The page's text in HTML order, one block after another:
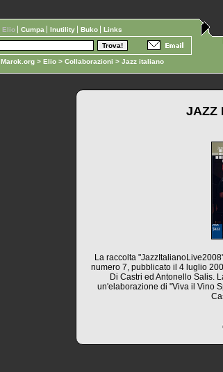
Marok.org > Elio > Collaborazioni > Jazz italiano
Elio Cumpa Inutility Buko Links
JAZZ
La raccolta
numero 7, pubblicato il 4 luglio
Di Castri ed Antonello Salis.
un'elaborazione di "Viva il Vino